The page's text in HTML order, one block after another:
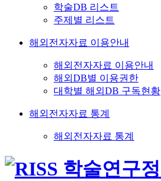
학술DB 리스트
주제별 리스트
해외전자자료 이용안내
해외전자자료 이용안내
해외DB별 이용권한
대학별 해외DB 구독현황
해외전자자료 통계
해외전자자료 통계